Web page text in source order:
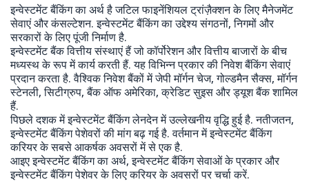
इन्वेस्टमेंट बैंकिंग का अर्थ है जटिल फाइनेंशियल ट्रांज़ैक्शन के लिए मैनेजमेंट
सेवाएं और कंसल्टेशन. इन्वेस्टमेंट बैंकिंग का उद्देश्य संगठनों, निगमों और
सरकारों के लिए पूंजी निर्माण है.
इन्वेस्टमेंट बैंक वित्तीय संस्थाएं हैं जो कॉर्पोरेशन और वित्तीय बाजारों के बीच
मध्यस्थ के रूप में कार्य करती हैं. यह विभिन्न प्रकार की निवेश बैंकिंग सेवाएं
प्रदान करता है. वैश्विक निवेश बैंकों में जेपी मॉर्गन चेज, गोल्डमैन सैक्स, मॉर्गन
स्टेनली, सिटीग्रुप, बैंक ऑफ अमेरिका, क्रेडिट सुइस और ड्यूश बैंक शामिल
हैं.
पिछले दशक में इन्वेस्टमेंट बैंकिंग लेनदेन में उल्लेखनीय वृद्धि हुई है. नतीजतन,
इन्वेस्टमेंट बैंकिंग पेशेवरों की मांग बढ़ गई है. वर्तमान में इन्वेस्टमेंट बैंकिंग
करियर के सबसे आकर्षक अवसरों में से एक है.
आइए इन्वेस्टमेंट बैंकिंग का अर्थ, इन्वेस्टमेंट बैंकिंग सेवाओं के प्रकार और
इन्वेस्टमेंट बैंकिंग पेशेवर के लिए करियर के अवसरों पर चर्चा करें.